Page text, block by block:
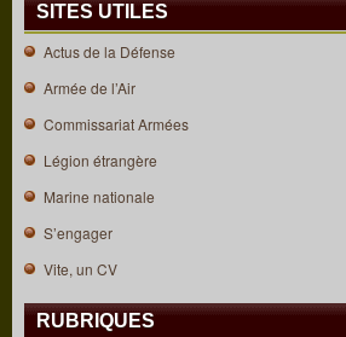
SITES UTILES
Actus de la Défense
Armée de l’Air
Commissariat Armées
Légion étrangère
Marine nationale
S’engager
Vite, un CV
RUBRIQUES